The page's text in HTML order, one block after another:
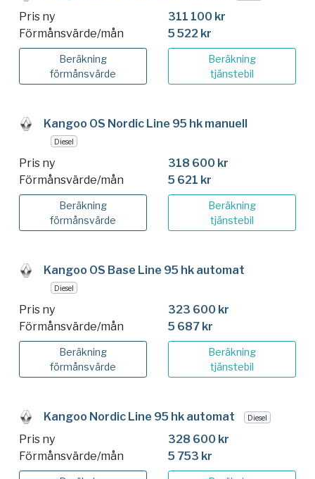
Pris ny
311 100 kr
Förmånsvärde/mån
5 522 kr
Beräkning
förmånsvärde
Beräkning
tjänstebil
Kangoo OS Nordic Line 95 hk manuell
Diesel
Pris ny
318 600 kr
Förmånsvärde/mån
5 621 kr
Beräkning
förmånsvärde
Beräkning
tjänstebil
Kangoo OS Base Line 95 hk automat
Diesel
Pris ny
323 600 kr
Förmånsvärde/mån
5 687 kr
Beräkning
förmånsvärde
Beräkning
tjänstebil
Kangoo Nordic Line 95 hk automat Diesel
Pris ny
328 600 kr
Förmånsvärde/mån
5 753 kr